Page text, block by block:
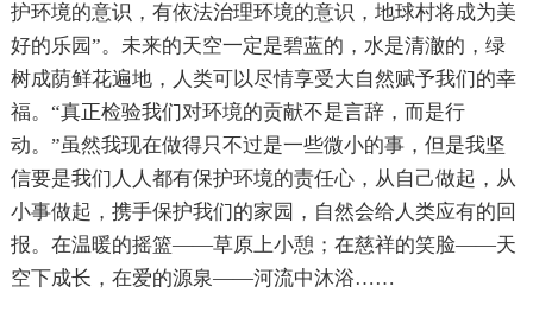
护环境的意识，有依法治理环境的意识，地球村将成为美
好的乐园”。未来的天空一定是碧蓝的，水是清澈的，绿
树成荫鲜花遍地，人类可以尽情享受大自然赋予我们的幸
福。“真正检验我们对环境的贡献不是言辞，而是行
动。”虽然我现在做得只不过是一些微小的事，但是我坚
信要是我们人人都有保护环境的责任心，从自己做起，从
小事做起，携手保护我们的家园，自然会给人类应有的回
报。在温暖的摇篮——草原上小憩；在慈祥的笑脸——天
空下成长，在爱的源泉——河流中沐浴……